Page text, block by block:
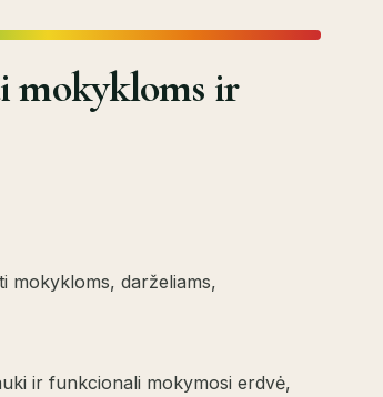
mokykloms ir
mokykloms, darželiams,
ir funkcionali mokymosi erdvė,